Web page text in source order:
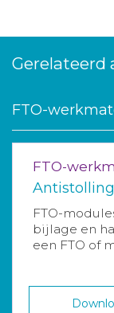
Gerelateerd
FTO-
FTO-
Antistolling
FTO-
bijlage en
een FTO of